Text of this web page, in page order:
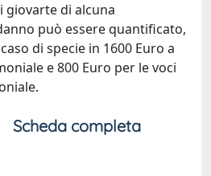
giovarte di alcuna
può essere quantificato,
di specie in 1600 Euro a
e 800 Euro per le voci
Scheda completa